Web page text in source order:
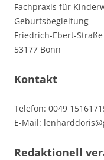
Fachpraxis für
Geburtsbegleitung
Friedrich-Ebert-Straße
53177 Bonn
Kontakt
Telefon: 0049
E-Mail:
Redaktionell